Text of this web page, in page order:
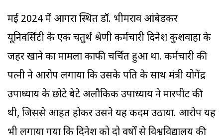
मई 2024 में आगरा स्थित डॉ. भीमराव आंबेडकर
यूनिवर्सिटी के एक चतुर्थ श्रेणी कर्मचारी दिनेश कुशवाहा के
जहर खाने का मामला काफी चर्चित हुआ था. कर्मचारी की
पत्नी ने आरोप लगाया कि उसके पति के साथ मंत्री योगेंद्र
उपाध्याय के छोटे बेटे अलौकिक उपाध्याय ने मारपीट की
थी, जिससे आहत होकर उसने यह कदम उठाया. आरोप यह
भी लगाया गया कि दिनेश को दो वर्षों से विश्वविद्यालय की